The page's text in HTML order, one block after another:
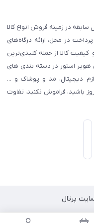
سابقه در زمینه فروش انواع کالا
در محل، ارائه درگاه‌های
کالا از جمله کلیدی‌ترین
هویر استور در دسته بندی های
دیجیتال، مد و پوشاک و ...
باشید، فراموش نکنید، تفاوت
پرتال